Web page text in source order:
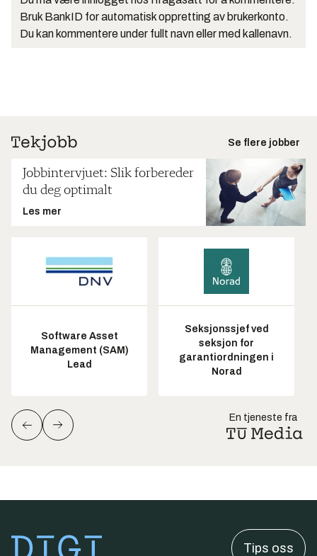
Bruk BankID for automatisk oppretting av brukerkonto.
Du kan kommentere under fullt navn eller med kallenavn.
Se flere jobber
Jobbintervjuet: Slik forbereder
du deg optimalt
Les mer
Software Asset
Management (SAM)
Lead
Seksjonssjef ved
seksjon for
garantiordningen i
Norad
En tjeneste fra
Tips oss